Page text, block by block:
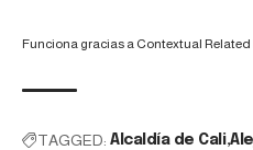
Funciona gracias a Contextual
TAGGED: Alcaldía de Cali